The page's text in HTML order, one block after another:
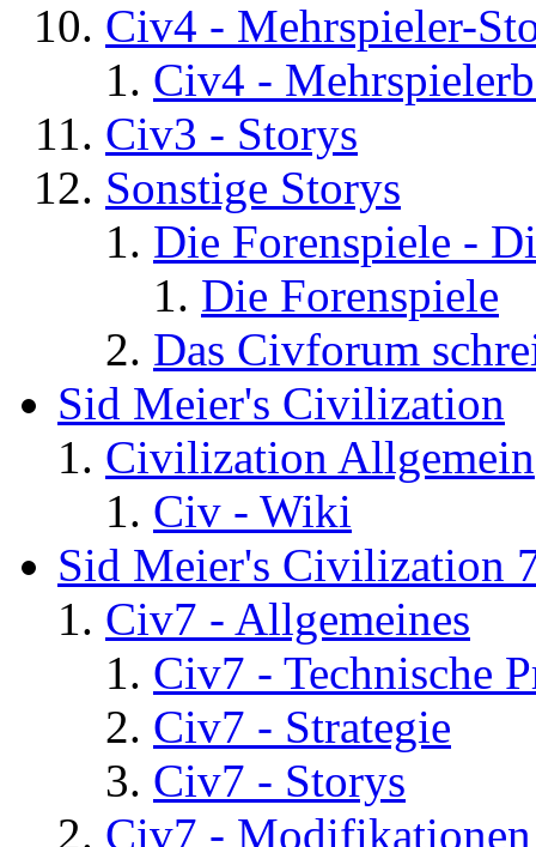
Civ4 - Mehrspieler-
Civ4 -
Civ3 - Storys
Sonstige Storys
Die Forenspiele -
Die Forenspiele
Das Civforum
Sid Meier's Civilization
Civilization Allgemein
Civ - Wiki
Sid Meier's Civilization
Civ7 - Allgemeines
Civ7 - Technische
Civ7 - Strategie
Civ7 - Storys
Civ7 - Modifikationen